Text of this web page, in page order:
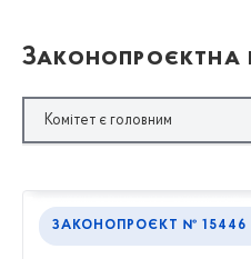
Законопроєктна
Комітет є головним
ЗАКОНОПРОЄКТ № 15446